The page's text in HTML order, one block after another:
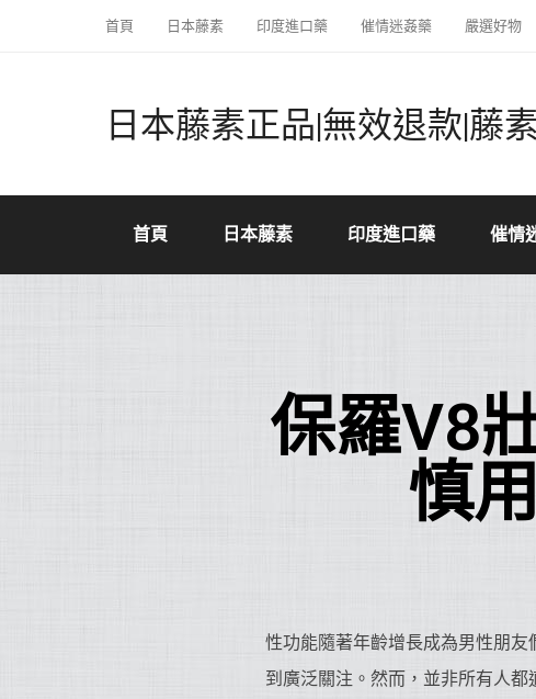
首頁 日本藤素 印度進口藥 催情迷姦藥 嚴選好物
日本藤素正品|無效退款|藤
首頁 日本藤素 印度進口藥 催情
保羅V8
慎
性功能隨著年齡增長成為男性朋友
到廣泛關注。然而，並非所有人